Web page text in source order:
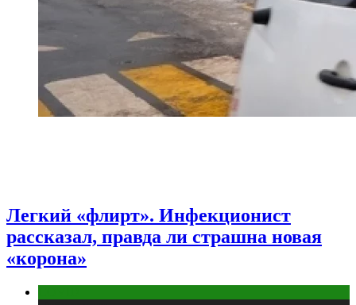
Легкий «флирт». Инфекционист
рассказал, правда ли страшна новая
«корона»